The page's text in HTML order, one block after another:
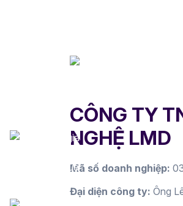
CÔNG TY
NGHỆ LMD
Mã số doanh nghiệp:
Đại diện công ty: Ông